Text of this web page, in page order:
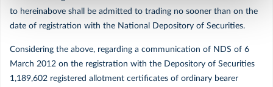
Wrzesień
Sierpień
Lipiec
to hereinabove shall be admitted to trading no sooner than on the
date of registration with the National Depository of Securities.
Considering the above, regarding a communication of NDS of 6
March 2012 on the registration with the Depository of Securities
1,189,602 registered allotment certificates of ordinary bearer